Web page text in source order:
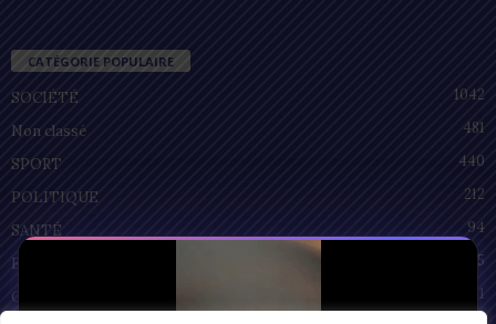
CATÉGORIE POPULAIRE
SOCIÉTÉ
1042
Non classé
481
SPORT
440
POLITIQUE
212
SANTÉ
94
ECONOMIE
55
CULTURE
51